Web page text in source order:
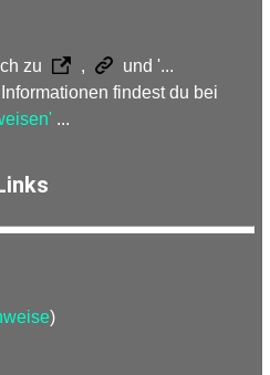
zu ,
und '...
findest du bei
...
)